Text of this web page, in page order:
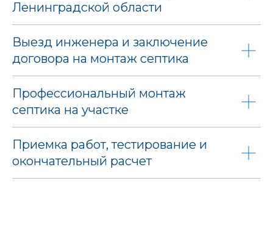
Ленинградской области
Выезд инженера и заключение
договора на монтаж септика
Профессиональный монтаж
септика на участке
Приемка работ, тестирование и
окончательный расчет